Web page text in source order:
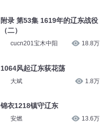
附录 第53集 1619年的辽东战役
（二）
cucn201宝木中阳 18.8万
1064风起辽东荻花荡
大斌 1.8万
锦衣1218镇守辽东
安燃 13.6万